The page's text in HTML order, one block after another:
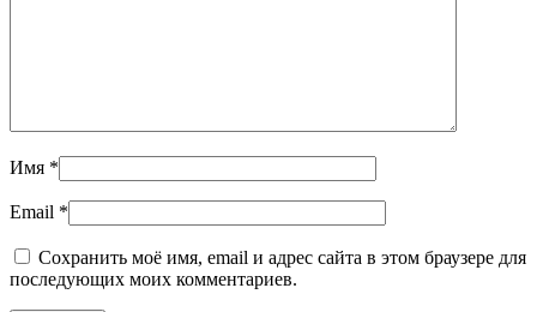
Имя *
Email *
Сохранить моё имя, email и адрес сайта в этом браузере для
последующих моих комментариев.